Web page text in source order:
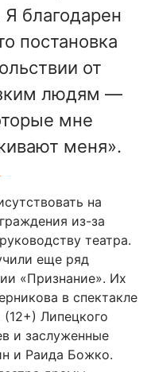
Я благодарен
постановка
от
людям —
мне
меня».
на
из-за
театра.
еще ряд
«Признание». Их
в спектакле
(12+) Липецкого
и заслуженные
и Раида Божко.